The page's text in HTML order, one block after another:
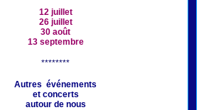
12 juillet
26 juillet
30 août
13 septembre
********
Autres événements
et concerts
autour de nous